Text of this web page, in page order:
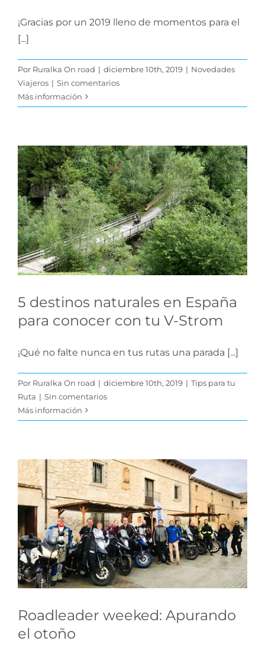
¡Gracias por un 2019 lleno de momentos para el
[...]
Por Ruralka On road | diciembre 10th, 2019 | Novedades
Viajeros | Sin comentarios
Más información
5 destinos naturales en
España para conocer
con tu V-Strom
Tips para tu Ruta
5 destinos naturales en España
para conocer con tu V-Strom
¡Qué no falte nunca en tus rutas una parada [...]
Por Ruralka On road | diciembre 10th, 2019 | Tips para tu
Ruta | Sin comentarios
Más información
Roadleader weeked:
Apurando el otoño
Novedades Viajeros
Roadleader weeked: Apurando
el otoño